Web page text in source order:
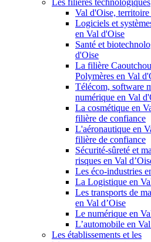
Les filières technologiques
Val d'Oise,
Logiciels et
en Val d'Oise
Santé et
d'Oise
La filière
Polymères en Val
Télécom, software
numérique en Val
La cosmétique en
filière de confiance
L'aéronautique en
filière de confiance
Sécurité-sûreté et
risques en Val
Les éco-industries
La Logistique en
Les transports de
en Val d’Oise
Le numérique en
L’automobile en
Les établissements et les